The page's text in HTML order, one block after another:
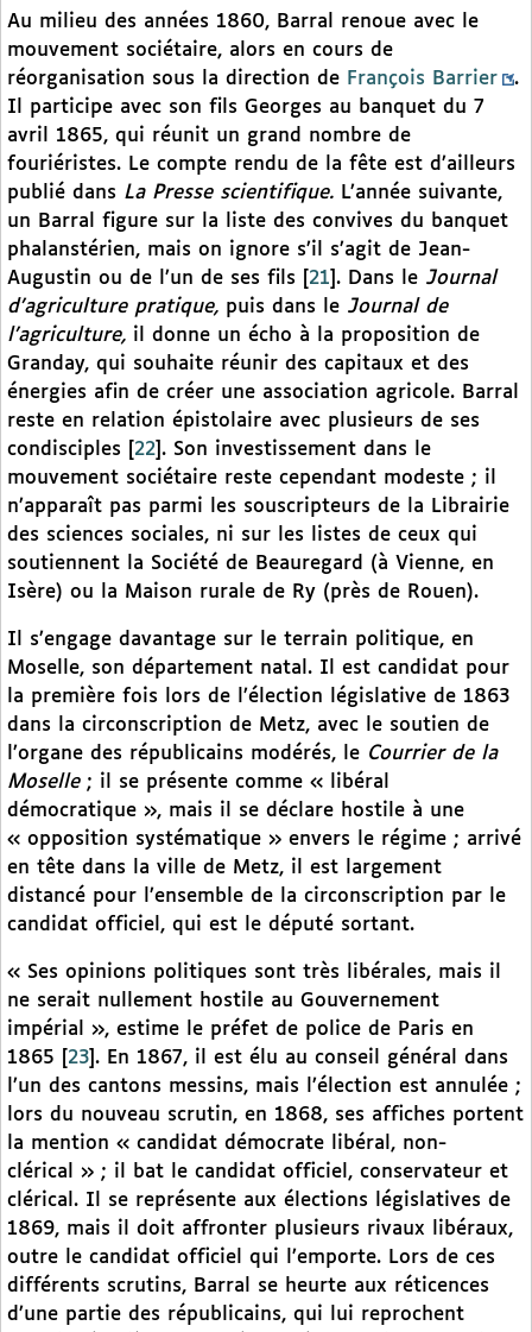
Au milieu des années 1860, Barral renoue avec le
mouvement sociétaire, alors en cours de
réorganisation sous la direction de François Barrier
.
Il participe avec son fils Georges au banquet du 7
avril 1865, qui réunit un grand nombre de
fouriéristes. Le compte rendu de la fête est d’ailleurs
publié dans La Presse scientifique. L’année suivante,
un Barral figure sur la liste des convives du banquet
phalanstérien, mais on ignore s’il s’agit de Jean-
Augustin ou de l’un de ses fils
21 . Dans le Journal
d’agriculture pratique, puis dans le Journal de
l’agriculture, il donne un écho à la proposition de
Granday, qui souhaite réunir des capitaux et des
énergies afin de créer une association agricole. Barral
reste en relation épistolaire avec plusieurs de ses
condisciples
22 . Son investissement dans le
mouvement sociétaire reste cependant modeste ; il
n’apparaît pas parmi les souscripteurs de la Librairie
des sciences sociales, ni sur les listes de ceux qui
soutiennent la Société de Beauregard (à Vienne, en
Isère) ou la Maison rurale de Ry (près de Rouen).
Il s’engage davantage sur le terrain politique, en
Moselle, son département natal. Il est candidat pour
la première fois lors de l’élection législative de 1863
dans la circonscription de Metz, avec le soutien de
l’organe des républicains modérés, le Courrier de la
Moselle; il se présente comme « libéral
démocratique », mais il se déclare hostile à une
« opposition systématique » envers le régime ; arrivé
en tête dans la ville de Metz, il est largement
distancé pour l’ensemble de la circonscription par le
candidat officiel, qui est le député sortant.
« Ses opinions politiques sont très libérales, mais il
ne serait nullement hostile au Gouvernement
impérial », estime le préfet de police de Paris en
1865
23 . En 1867, il est élu au conseil général dans
l’un des cantons messins, mais l’élection est annulée ;
lors du nouveau scrutin, en 1868, ses affiches portent
la mention « candidat démocrate libéral, non-
clérical » ; il bat le candidat officiel, conservateur et
clérical. Il se représente aux élections législatives de
1869, mais il doit affronter plusieurs rivaux libéraux,
outre le candidat officiel qui l’emporte. Lors de ces
différents scrutins, Barral se heurte aux réticences
d’une partie des républicains, qui lui reprochent